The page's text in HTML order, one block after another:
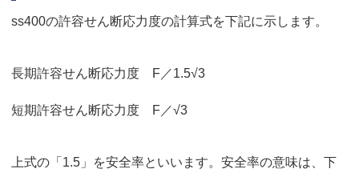
ss400の許容せん断応力度の計算式を下記に示します。
長期許容せん断応力度 F／1.5√3
短期許容せん断応力度 F／√3
上式の「1.5」を安全率といいます。安全率の意味は、下